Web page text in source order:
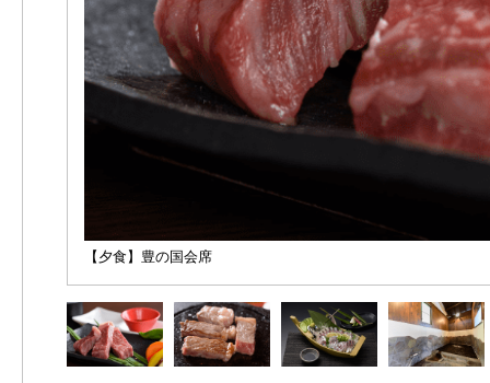
【夕食】豊の国会席